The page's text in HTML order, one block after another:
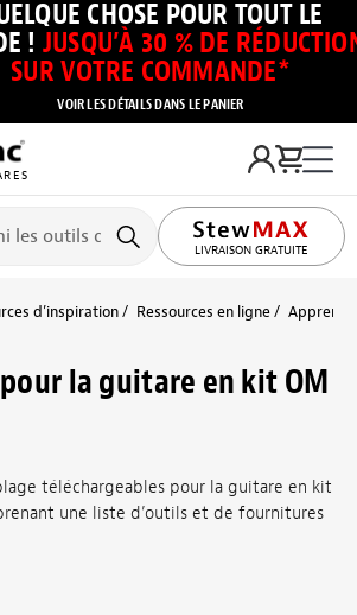
CHOSE POUR TOUT LE
! JUSQU’À 30 % DE
SUR VOTRE COMMANDE*
VOIR LES DÉTAILS DANS LE PANIER
LIVRAISON GRATUITE
d’inspiration Ressources en ligne
la guitare en kit OM
téléchargeables pour la guitare en kit
une liste d’outils et de fournitures